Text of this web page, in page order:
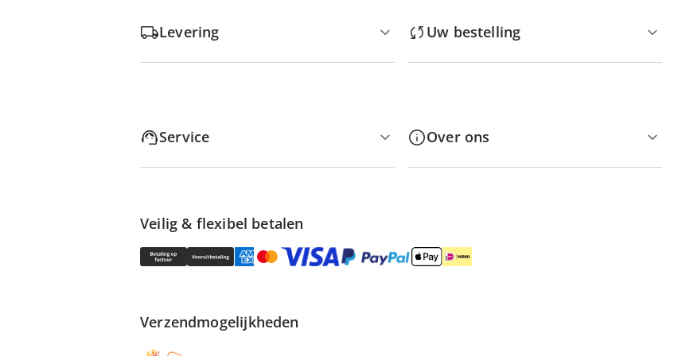
Levering Uw bestelling
Service Over ons
Veilig & flexibel betalen
Verzendmogelijkheden